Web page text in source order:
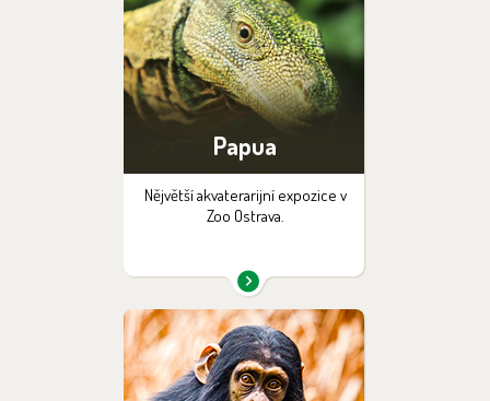
Papua
Nějvětší akvaterarijní expozice v
Zoo Ostrava.